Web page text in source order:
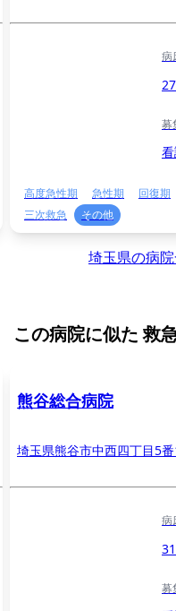
病
募
高度急性期 急性期 回復期
三次救急
その他
埼玉県の病
この病院に似た 救
熊谷総合病院
埼玉県熊谷市中西四丁目5
病
募